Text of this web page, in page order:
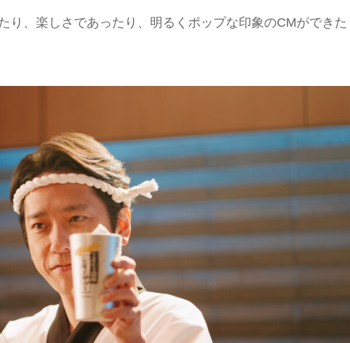
り、楽しさであったり、明るくポップな印象のCMができた